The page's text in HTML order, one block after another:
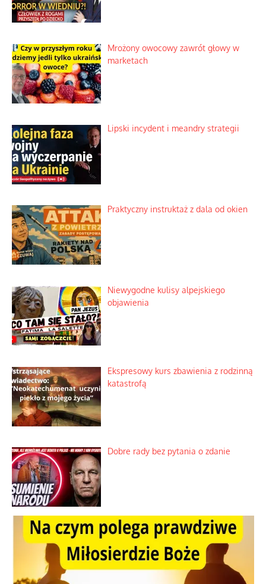
Mrożony owocowy zawrót głowy w
marketach
Lipski incydent i meandry strategii
Praktyczny instruktaż z dala od okien
Niewygodne kulisy alpejskiego
objawienia
Ekspresowy kurs zbawienia z rodzinną
katastrofą
Dobre rady bez pytania o zdanie